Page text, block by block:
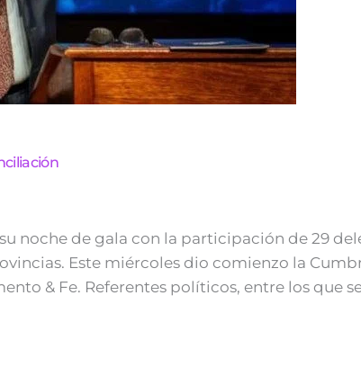
noche de gala con la participación de 29
Este miércoles dio comienzo la
& Fe. Referentes políticos, entre los que